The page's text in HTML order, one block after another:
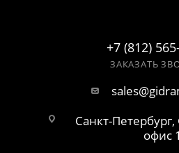
+7 (812)
ЗАКАЗАТЬ
Санкт-
офис